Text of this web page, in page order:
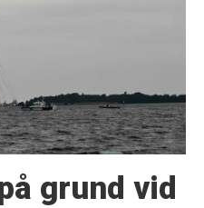
grund vid